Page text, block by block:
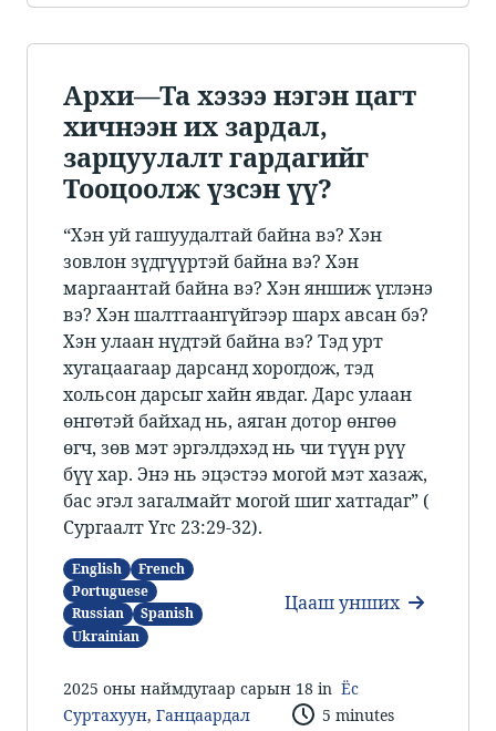
​​Архи​—​​Та хэзээ нэгэн цагт
хичнээн их зардал,
зарцуулалт гардагийг
Тооцоолж үзсэн үү? ​
“Хэн уй гашуудалтай байна вэ? Хэн
зовлон зүдгүүртэй байна вэ? Хэн
маргаантай байна вэ? Хэн яншиж үглэнэ
вэ? Хэн шалтгаангүйгээр шарх авсан бэ?
Хэн улаан нүдтэй байна вэ? Тэд урт
хугацаагаар дарсанд хорогдож, тэд
хольсон дарсыг хайн явдаг. Дарс улаан
өнгөтэй байхад нь, аяган дотор өнгөө
өгч, зөв мэт эргэлдэхэд нь чи түүн рүү
бүү хар. Энэ нь эцэстээ могой мэт хазаж,
бас эгэл загалмайт могой шиг хатгадаг”​ (​
Сургаалт Үгс 23:29-32).​
English
French
Portuguese
Russian
Spanish
Ukrainian
Цааш унших
2025 оны наймдугаар сарын 18 in Ёс
Суртахуун, Ганцаардал 5 minutes